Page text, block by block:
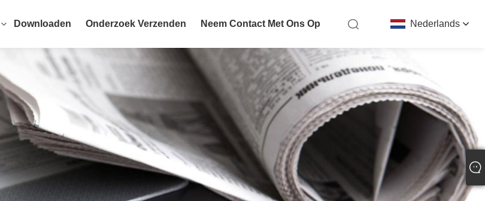
Nederlands
Downloaden Onderzoek Verzenden Neem Contact Met Ons Op